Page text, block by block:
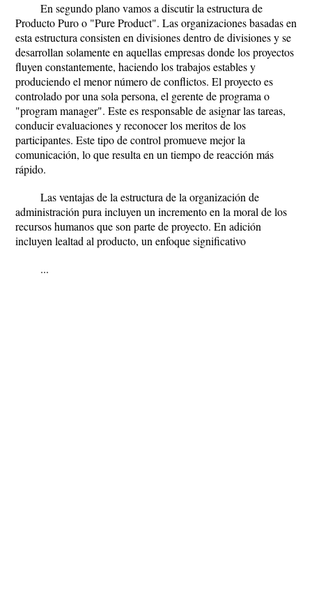
En segundo plano vamos a discutir la estructura de
Producto Puro o "Pure Product". Las organizaciones basadas en
esta estructura consisten en divisiones dentro de divisiones y se
desarrollan solamente en aquellas empresas donde los proyectos
fluyen constantemente, haciendo los trabajos estables y
produciendo el menor número de conflictos. El proyecto es
controlado por una sola persona, el gerente de programa o
"program manager". Este es responsable de asignar las tareas,
conducir evaluaciones y reconocer los meritos de los
participantes. Este tipo de control promueve mejor la
comunicación, lo que resulta en un tiempo de reacción más
rápido.
Las ventajas de la estructura de la organización de
administración pura incluyen un incremento en la moral de los
recursos humanos que son parte de proyecto. En adición
incluyen lealtad al producto, un enfoque significativo
...